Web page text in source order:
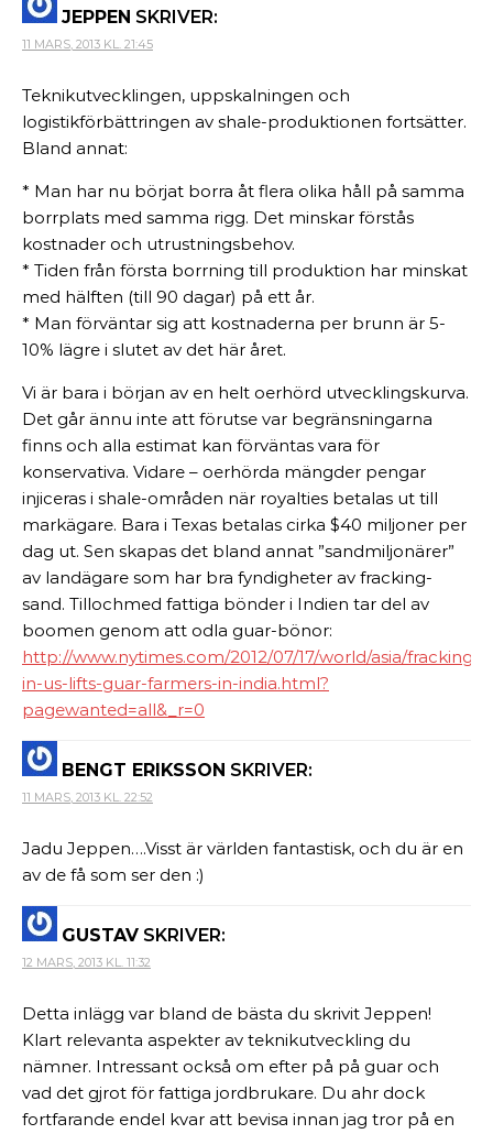
JEPPEN SKRIVER:
11 MARS, 2013 KL. 21:45
Teknikutvecklingen, uppskalningen och
logistikförbättringen av shale-produktionen fortsätter.
Bland annat:
* Man har nu börjat borra åt flera olika håll på samma
borrplats med samma rigg. Det minskar förstås
kostnader och utrustningsbehov.
* Tiden från första borrning till produktion har minskat
med hälften (till 90 dagar) på ett år.
* Man förväntar sig att kostnaderna per brunn är 5-
10% lägre i slutet av det här året.
Vi är bara i början av en helt oerhörd utvecklingskurva.
Det går ännu inte att förutse var begränsningarna
finns och alla estimat kan förväntas vara för
konservativa. Vidare – oerhörda mängder pengar
injiceras i shale-områden när royalties betalas ut till
markägare. Bara i Texas betalas cirka $40 miljoner per
dag ut. Sen skapas det bland annat ”sandmiljonärer”
av landägare som har bra fyndigheter av fracking-
sand. Tillochmed fattiga bönder i Indien tar del av
boomen genom att odla guar-bönor:
http://www.nytimes.com/2012/07/17/world/asia/fracking-
in-us-lifts-guar-farmers-in-india.html?
pagewanted=all&_r=0
BENGT ERIKSSON SKRIVER:
11 MARS, 2013 KL. 22:52
Jadu Jeppen….Visst är världen fantastisk, och du är en
av de få som ser den :)
GUSTAV SKRIVER:
12 MARS, 2013 KL. 11:32
Detta inlägg var bland de bästa du skrivit Jeppen!
Klart relevanta aspekter av teknikutveckling du
nämner. Intressant också om efter på på guar och
vad det gjrot för fattiga jordbrukare. Du ahr dock
fortfarande endel kvar att bevisa innan jag tror på en